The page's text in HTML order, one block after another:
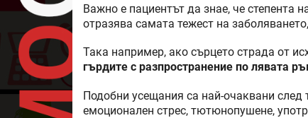
Важно е пациентът да знае, че степента
отразява самата тежест на
Така например, ако сърцето страда от
гърдите с разпространение по лявата
Подобни усещания са най-очаквани
емоционален стрес, тютюнопушене,